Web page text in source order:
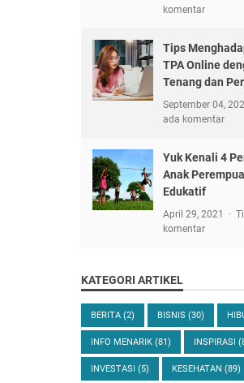
komentar
Tips
TPA Online
Tenang dan
September 04,
ada komentar
Yuk Kenali 4
Anak
Edukatif
April 29, 2021
komentar
KATEGORI ARTIKEL
BERITA (2) BISNIS (30)
INFO MENARIK (81) INSPIRASI
INVESTASI (5) KESEHATAN (89)